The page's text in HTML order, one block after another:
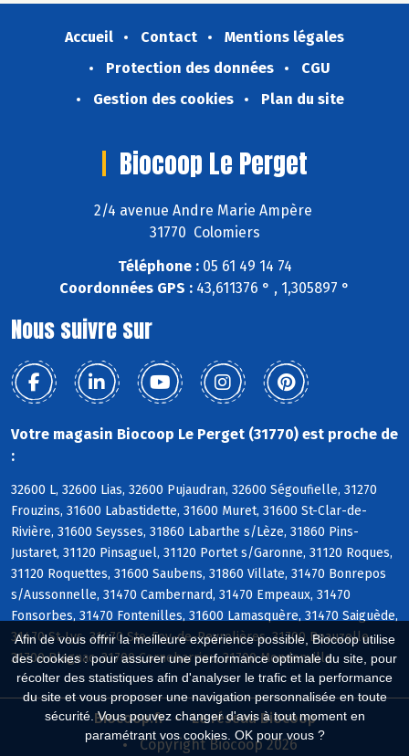
Afin de vous offrir la meilleure expérience possible, Biocoop utilise
des cookies : pour assurer une performance optimale du site, pour
récolter des statistiques afin d'analyser le trafic et la performance
du site et vous proposer une navigation personnalisée en toute
sécurité. Vous pouvez changer d'avis à tout moment en
paramétrant vos cookies. OK pour vous ?
Accueil Contact
Mentions légales
Protection des données
CGU
Gestion des cookies
Plan du site
Biocoop Le Perget
2/4 avenue Andre Marie Ampère
31770 Colomiers
Téléphone :05 61 49 14 74
Coordonnées GPS : 43,611376 ° , 1,305897 °
Nous suivre sur
Votre magasin Biocoop Le Perget (31770) est proche de
:
32600 L, 32600 Lias, 32600 Pujaudran, 32600 Ségoufielle, 31270
Frouzins, 31600 Labastidette, 31600 Muret, 31600 St-Clar-de-
Rivière, 31600 Seysses, 31860 Labarthe s/Lèze, 31860 Pins-
Justaret, 31120 Pinsaguel, 31120 Portet s/Garonne, 31120 Roques,
31120 Roquettes, 31600 Saubens, 31860 Villate, 31470 Bonrepos
s/Aussonnelle, 31470 Cambernard, 31470 Empeaux, 31470
Fonsorbes, 31470 Fontenilles, 31600 Lamasquère, 31470 Saiguède,
31470 St-Lys, 31470 Ste-Foy-de-Peyrolières, 31700 Beauzelle,
31700 Blagnac, 31700 Cornebarrieu, 31700 Mondonville
Biocoop.fr
Le réseau Biocoop
Copyright Biocoop 2026